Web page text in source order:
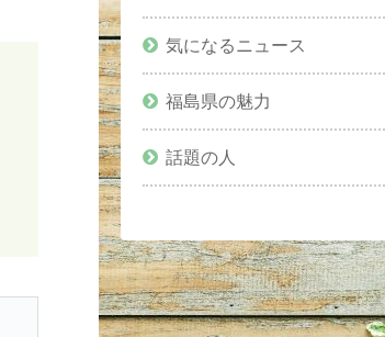
気になるニュース
福島県の魅力
話題の人